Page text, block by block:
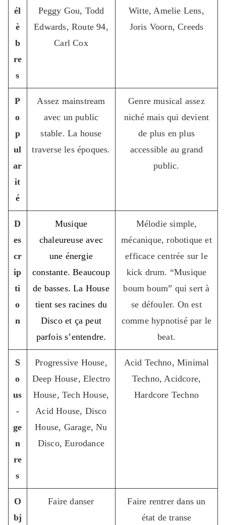
él
è
b
re
s
Peggy Gou, Todd
Edwards, Route 94,
Carl Cox
Witte, Amelie Lens,
Joris Voorn, Creeds
P
o
p
ul
ar
it
é
Assez mainstream
avec un public
stable. La house
traverse les époques.
Genre musical assez
niché mais qui devient
de plus en plus
accessible au grand
public.
D
es
cr
ip
ti
o
n
Musique
chaleureuse avec
une énergie
constante. Beaucoup
de basses. La House
tient ses racines du
Disco et ça peut
parfois s’entendre.
Mélodie simple,
mécanique, robotique et
efficace centrée sur le
kick drum. “Musique
boum boum” qui sert à
se défouler. On est
comme hypnotisé par le
beat.
S
o
us
-
ge
n
re
s
Progressive House,
Deep House, Electro
House, Tech House,
Acid House, Disco
House, Garage, Nu
Disco, Eurodance
Acid Techno, Minimal
Techno, Acidcore,
Hardcore Techno
O
bj
Faire danser
Faire rentrer dans un
état de transe